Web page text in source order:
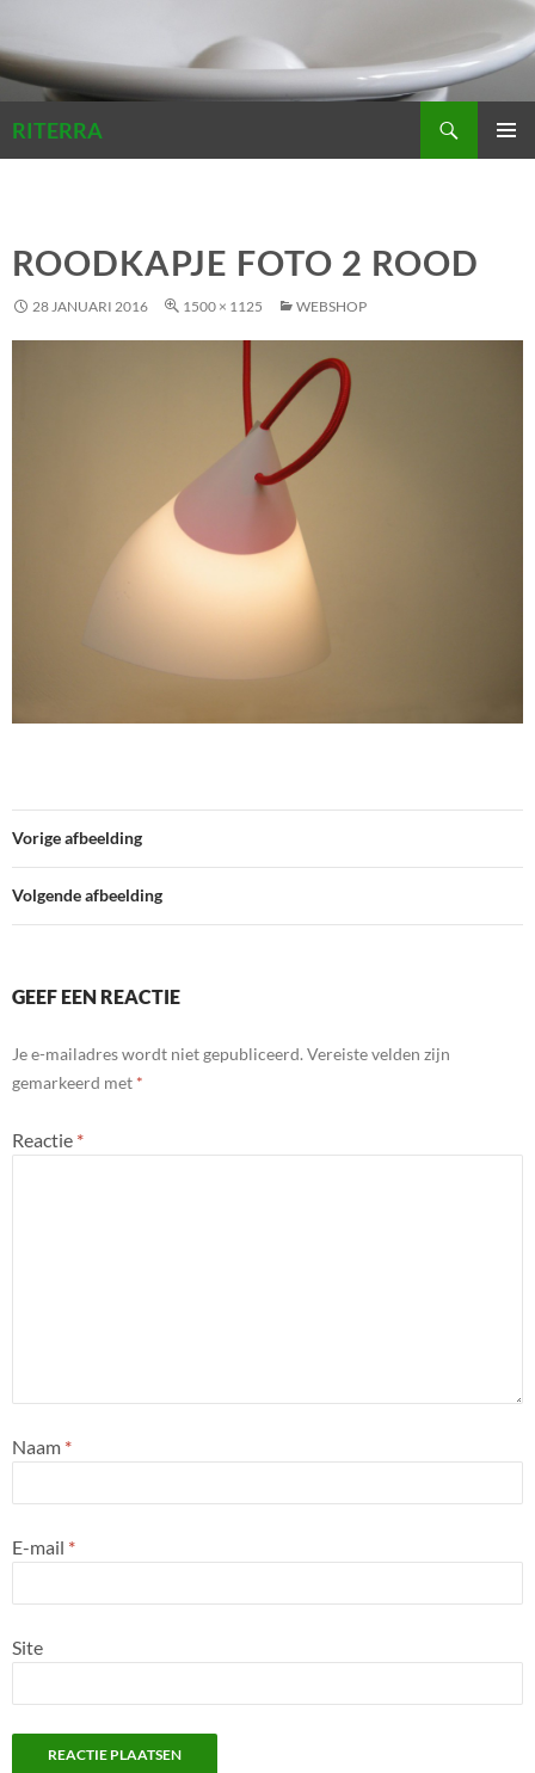
RITERRA
ROODKAPJE FOTO 2 ROOD
28 JANUARI 2016 1500 × 1125 WEBSHOP
Vorige afbeelding
Volgende afbeelding
GEEF EEN REACTIE
Je e-mailadres wordt niet gepubliceerd. Vereiste velden zijn
gemarkeerd met *
Reactie *
Naam *
E-mail *
Site